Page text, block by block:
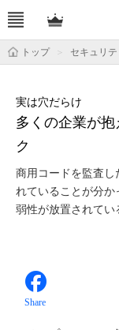
トップ セキュリテ
多くの企業が
ク
実は穴だらけ
商用コードを監査し
れていることが分
弱性が放置されてい
Share